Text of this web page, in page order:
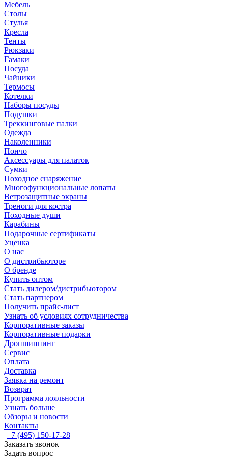
Мебель
Столы
Стулья
Кресла
Тенты
Рюкзаки
Гамаки
Посуда
Чайники
Термосы
Котелки
Наборы посуды
Подушки
Треккинговые палки
Одежда
Наколенники
Пончо
Аксессуары для палаток
Сумки
Походное снаряжение
Многофункциональные лопаты
Ветрозащитные экраны
Треноги для костра
Походные души
Карабины
Подарочные сертификаты
Уценка
О нас
О дистрибьюторе
О бренде
Купить оптом
Стать дилером/дистрибьютором
Стать партнером
Получить прайс-лист
Узнать об условиях сотрудничества
Корпоративные заказы
Корпоративные подарки
Дропшиппинг
Сервис
Оплата
Доставка
Заявка на ремонт
Возврат
Программа лояльности
Узнать больше
Обзоры и новости
Контакты
+7 (495) 150-17-28
Заказать звонок
Задать вопрос